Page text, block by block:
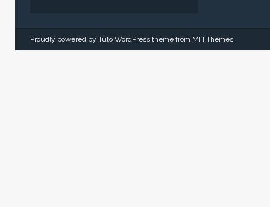
Proudly powered by Tuto WordPress theme from MH Themes